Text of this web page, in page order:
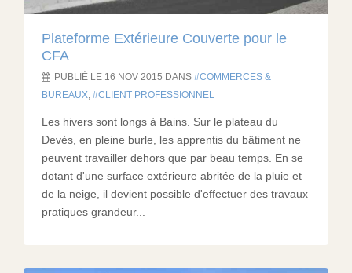
Plateforme Extérieure Couverte pour le
CFA
PUBLIÉ LE 16 NOV 2015 DANS
COMMERCES &
BUREAUX
CLIENT PROFESSIONNEL
Les hivers sont longs à Bains. Sur le plateau du
Devès, en pleine burle, les apprentis du bâtiment ne
peuvent travailler dehors que par beau temps. En se
dotant d'une surface extérieure abritée de la pluie et
de la neige, il devient possible d'effectuer des travaux
pratiques grandeur...